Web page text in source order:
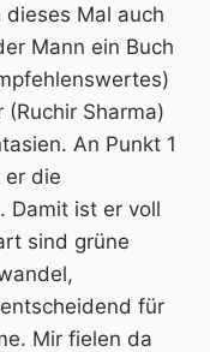
Mal auch
Mann ein Buch
Sharma)
An Punkt 1
er die
Damit ist er voll
sind grüne
für
Mir fielen da